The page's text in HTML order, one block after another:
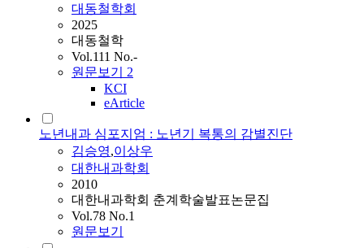
대동철학회
2025
대동철학
Vol.111 No.-
원문보기 2
KCI
eArticle
노년내과 심포지엄 : 노년기 복통의 감별진단
김승영,이상우
대한내과학회
2010
대한내과학회 춘계학술발표논문집
Vol.78 No.1
원문보기